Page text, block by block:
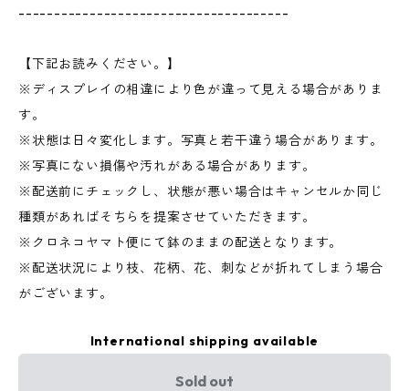
--------------------------------------
【下記お読みください。】
※ディスプレイの相違により色が違って見える場合がありま
す。
※状態は日々変化します。写真と若干違う場合があります。
※写真にない損傷や汚れがある場合があります。
※配送前にチェックし、状態が悪い場合はキャンセルか同じ
種類があればそちらを提案させていただきます。
※クロネコヤマト便にて鉢のままの配送となります。
※配送状況により枝、花柄、花、刺などが折れてしまう場合
がございます。
International shipping available
Sold out